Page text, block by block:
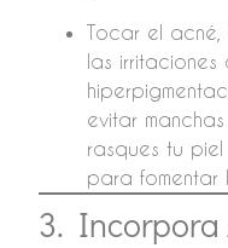
Tocar el
las
evitar
rasques tu
para fomentar
3.